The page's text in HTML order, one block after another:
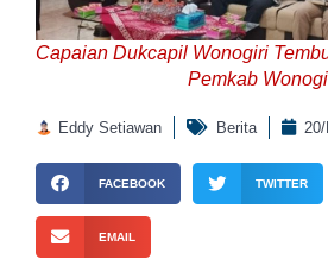
Capaian Dukcapil Wonogiri
Pemkab
Eddy Setiawan Berita
FACEBOOK TWITTER
EMAIL